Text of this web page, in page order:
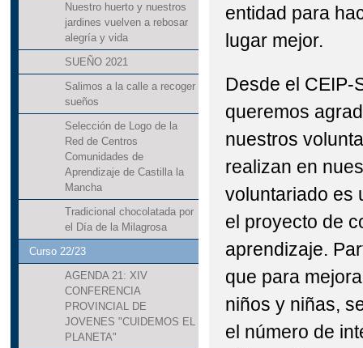
Nuestro huerto y nuestros
jardines vuelven a rebosar
alegría y vida
SUEÑO 2021
Salimos a la calle a recoger
sueños
Selección de Logo de la
Red de Centros
Comunidades de
Aprendizaje de Castilla la
Mancha
Tradicional chocolatada por
el Día de la Milagrosa
Curso 22/23
AGENDA 21: XIV
CONFERENCIA
PROVINCIAL DE
JOVENES "CUIDEMOS EL
PLANETA"
entidad para
lugar mejor.
Desde el CEIP-
queremos
nuestros
realizan en
voluntariado es
el proyecto de
aprendizaje.
que para
niños y niñas,
el número de